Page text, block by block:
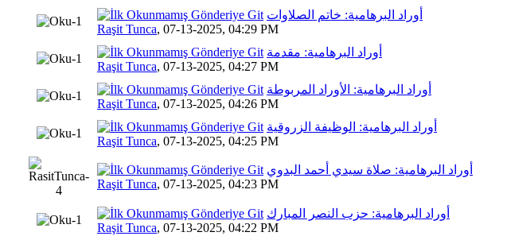
أوراد البرهامية: خاتم الصلاوات
Raşit Tunca, 07-13-2025, 04:29 PM
7 Oy(lar) - Ortalama 5 üzerinden 2.86
أوراد البرهامية: مقدمة
Raşit Tunca, 07-13-2025, 04:27 PM
7 Oy(lar) - Ortalama 5 üzerinden 3.14
أوراد البرهامية: الأوراد المربوطة
Raşit Tunca, 07-13-2025, 04:26 PM
6 Oy(lar) - Ortalama 5 üzerinden 2.83
أوراد البرهامية: الوظيفة الزروقية
Raşit Tunca, 07-13-2025, 04:25 PM
5 Oy(lar) - Ortalama 5 üzerinden 2.6
أوراد البرهامية: صلاة سيدي أحمد البدوي
Raşit Tunca, 07-13-2025, 04:23 PM
5 Oy(lar) - Ortalama 5 üzerinden 3.4
أوراد البرهامية: حزب النصر المبارك
Raşit Tunca, 07-13-2025, 04:22 PM
7 Oy(lar) - Ortalama 5 üzerinden 3